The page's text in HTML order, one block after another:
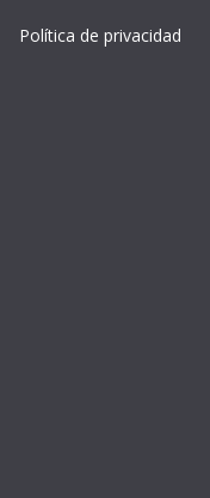
Política de privacidad